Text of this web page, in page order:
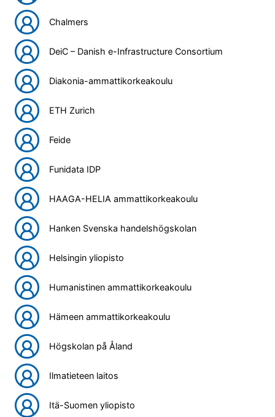
Chalmers
DeiC – Danish e-Infrastructure Consortium
Diakonia-ammattikorkeakoulu
ETH Zurich
Feide
Funidata IDP
HAAGA-HELIA ammattikorkeakoulu
Hanken Svenska handelshögskolan
Helsingin yliopisto
Humanistinen ammattikorkeakoulu
Hämeen ammattikorkeakoulu
Högskolan på Åland
Ilmatieteen laitos
Itä-Suomen yliopisto